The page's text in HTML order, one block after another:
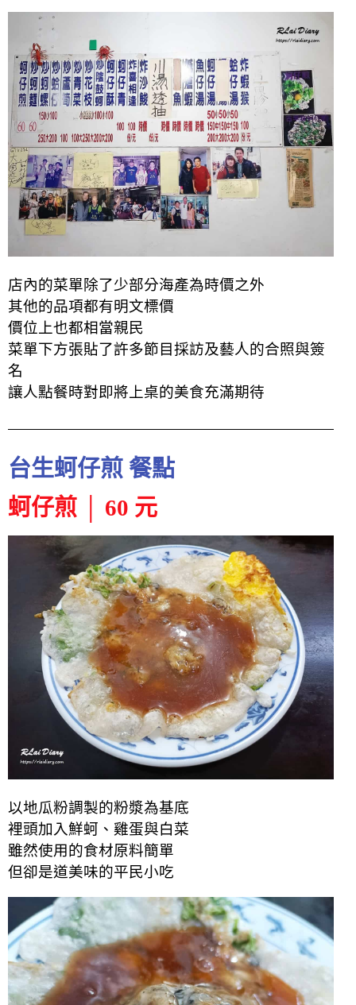
店內的菜單除了少部分海產為時價之外
其他的品項都有明文標價
價位上也都相當親民
菜單下方張貼了許多節目採訪及藝人的合照與簽
名
讓人點餐時對即將上桌的美食充滿期待
台生蚵仔煎 餐點
蚵仔煎 │ 60 元
以地瓜粉調製的粉漿為基底
裡頭加入鮮蚵、雞蛋與白菜
雖然使用的食材原料簡單
但卻是道美味的平民小吃